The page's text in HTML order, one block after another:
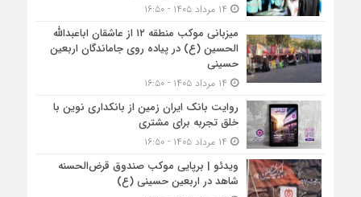
میزبانی موکب منطقه ۱۲ از عاشقان اباعبدالله
الحسین (ع) در پیاده روی جاماندگان اربعین
حسینی
روایت بانک ایران زمین از بانکداری نوین با
خلق تجربه برای مشتری
ویدئو | برپایی موکب صندوق قرض‌الحسنه
شاهد در اربعین حسینی (ع)